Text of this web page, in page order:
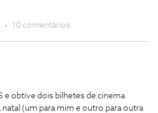
10 comentários
e obtive dois bilhetes de cinema
(um para mim e outro para outra